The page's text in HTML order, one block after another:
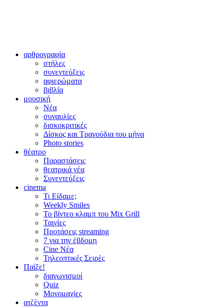
αρθρογραφία
στήλες
συνεντεύξεις
αφιερώματα
βιβλία
μουσική
Νέα
συναυλίες
δισκοκριτικές
Δίσκος και Τραγούδια του μήνα
Photo stories
θέατρο
Παραστάσεις
θεατρικά νέα
Συνεντεύξεις
cinema
Τι Είδαμε;
Weekly Smiles
Το βίντεο κλαμπ του Mix Grill
Ταινίες
Προτάσεις streaming
7 για την έβδομη
Cine Νέα
Τηλεοπτικές Σειρές
Παίξε!
διαγωνισμοί
Quiz
Μονομαχίες
ατζέντα